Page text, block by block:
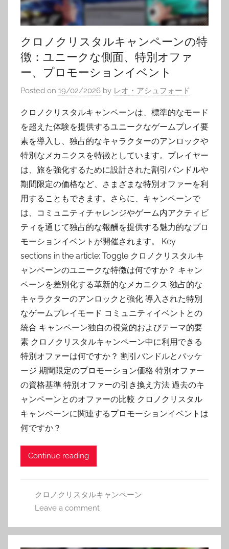
クロノクリスタルキャンペーンの特
徴：ユニークな側面、特別オファ
ー、プロモーションイベント
Posted on 19/02/2026 by レオ・アシュフォード
クロノクリスタルキャンペーンは、標準的なモード
を超えた体験を提供するユニークなゲームプレイ要
素を導入し、独占的なキャラクターのアンロックや
特別なメカニクスを特徴としています。プレイヤー
は、旅を強化するために設計された割引バンドルや
期間限定の価格など、さまざまな特別オファーを利
用することもできます。さらに、キャンペーンで
は、コミュニティチャレンジやゲーム内アクティビ
ティを通じて独占的な報酬を提供する魅力的なプロ
モーションイベントが開催されます。 Key
sections in the article: Toggle クロノクリスタルキ
ャンペーンのユニークな特徴は何ですか？ キャン
ペーンを差別化する革新的なメカニクス 独占的な
キャラクターのアンロックと強化 導入された特別
なゲームプレイモード コミュニティイベントとの
統合 キャンペーン独自の視覚的およびテーマ的要
素 クロノクリスタルキャンペーン中に利用できる
特別オファーは何ですか？ 割引バンドルとパッケ
ージ 期間限定のプロモーション価格 特別オファー
の資格基準 特別オファーの引き換え方法 過去のキ
ャンペーンとのオファーの比較 クロノクリスタル
キャンペーンに関連するプロモーションイベントは
何ですか？
Continue reading
クロノクリスタルキャンペーン
Leave a comment